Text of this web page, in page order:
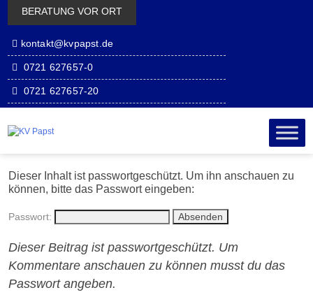
BERATUNG VOR ORT
kontakt@kvpapst.de
0721 627657-0
0721 627657-20
Zum Inhalt
wechseln
Zum
Dieser Inhalt ist passwortgeschützt. Um ihn anschauen zu
können, bitte das Passwort eingeben:
Passwort:
Dieser Beitrag ist passwortgeschützt. Um
Kommentare anschauen zu können musst du das
Passwort angeben.